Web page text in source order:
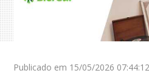
Publicado em 15/05/2026